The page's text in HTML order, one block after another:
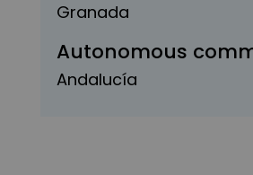
Granada
Autonomous
Andalucía